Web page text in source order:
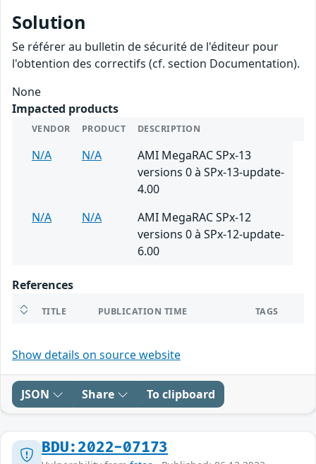
Solution
Se référer au bulletin de sécurité de l'éditeur pour
l'obtention des correctifs (cf. section Documentation).
None
Impacted products
VENDOR PRODUCT DESCRIPTION
N/A N/A
AMI MegaRAC SPx-13
versions 0 à SPx-13-update-
4.00
N/A
N/A
AMI MegaRAC SPx-12
versions 0 à SPx-12-update-
6.00
References
TITLE PUBLICATION TIME TAGS
Show details on source website
JSON Share To clipboard
BDU:2022-07173